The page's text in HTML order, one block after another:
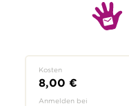
Kosten
8,00 €
Anmelden bei